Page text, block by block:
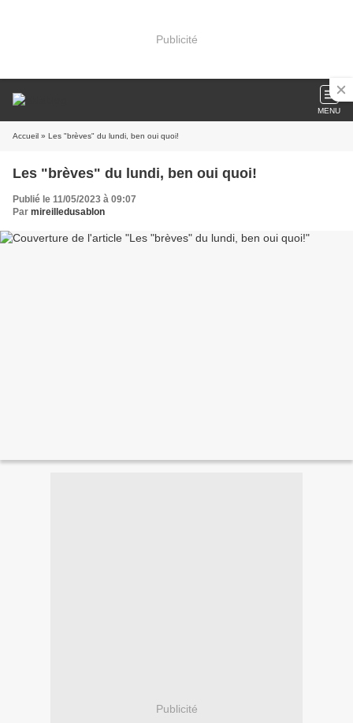
Publicité
MENU
Accueil » Les "brèves" du lundi, ben oui quoi!
Les "brèves" du lundi, ben oui quoi!
Publié le 11/05/2023 à 09:07
Par mireilledusablon
Publicité